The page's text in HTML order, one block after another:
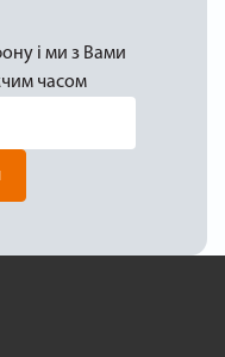
і ми з Вами
часом